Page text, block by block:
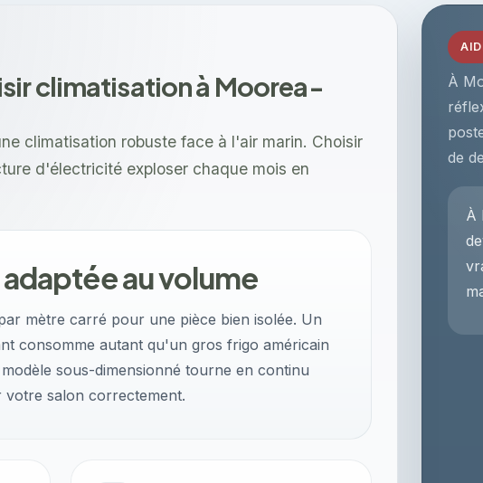
À
de
À
climatisation à Moorea-
climatisation robuste face à l'air marin. Choisir
d'électricité exploser chaque mois en
au volume
mètre carré pour une pièce bien isolée. Un
consomme autant qu'un gros frigo américain
sous-dimensionné tourne en continu
votre salon correctement.